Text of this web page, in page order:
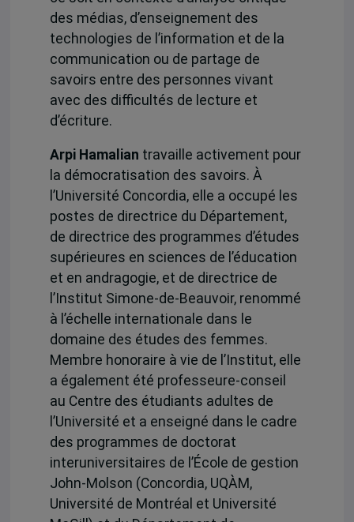
des médias, d’enseignement des
technologies de l’information et de la
communication ou de partage de
savoirs entre des personnes vivant
avec des difficultés de lecture et
d’écriture.
Arpi Hamalian travaille activement pour
la démocratisation des savoirs. À
l’Université Concordia, elle a occupé les
postes de directrice du Département,
de directrice des programmes d’études
supérieures en sciences de l’éducation
et en andragogie, et de directrice de
l’Institut Simone-de-Beauvoir, renommé
à l’échelle internationale dans le
domaine des études des femmes.
Membre honoraire à vie de l’Institut, elle
a également été professeure-conseil
au Centre des étudiants adultes de
l’Université et a enseigné dans le cadre
des programmes de doctorat
interuniversitaires de l’École de gestion
John-Molson (Concordia, UQÀM,
Université de Montréal et Université